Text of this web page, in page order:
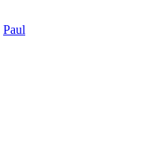
Paul